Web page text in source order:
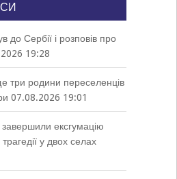
до Сербії і розповів про
19:28
три родини переселенців
07.08.2026 19:01
ексгумацію
у двох селах